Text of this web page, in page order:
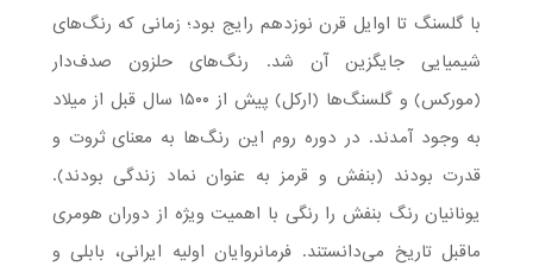
با گلسنگ تا اوایل قرن نوزدهم رایج بود؛ زمانی که رنگ‌های
شیمیایی جایگزین آن شد. رنگ‌های حلزون صدف‌دار
(مورکس) و گلسنگ‌ها (ارکل) پیش از ۱۵۰۰ سال قبل از میلاد
به وجود آمدند. در دوره روم این رنگ‌ها به معنای ثروت و
قدرت بودند (بنفش و قرمز به عنوان نماد زندگی بودند).
یونانیان رنگ بنفش را رنگی با اهمیت ویژه از دوران هومری
ماقبل تاریخ می‌دانستند. فرمانروایان اولیه ایرانی، بابلی و